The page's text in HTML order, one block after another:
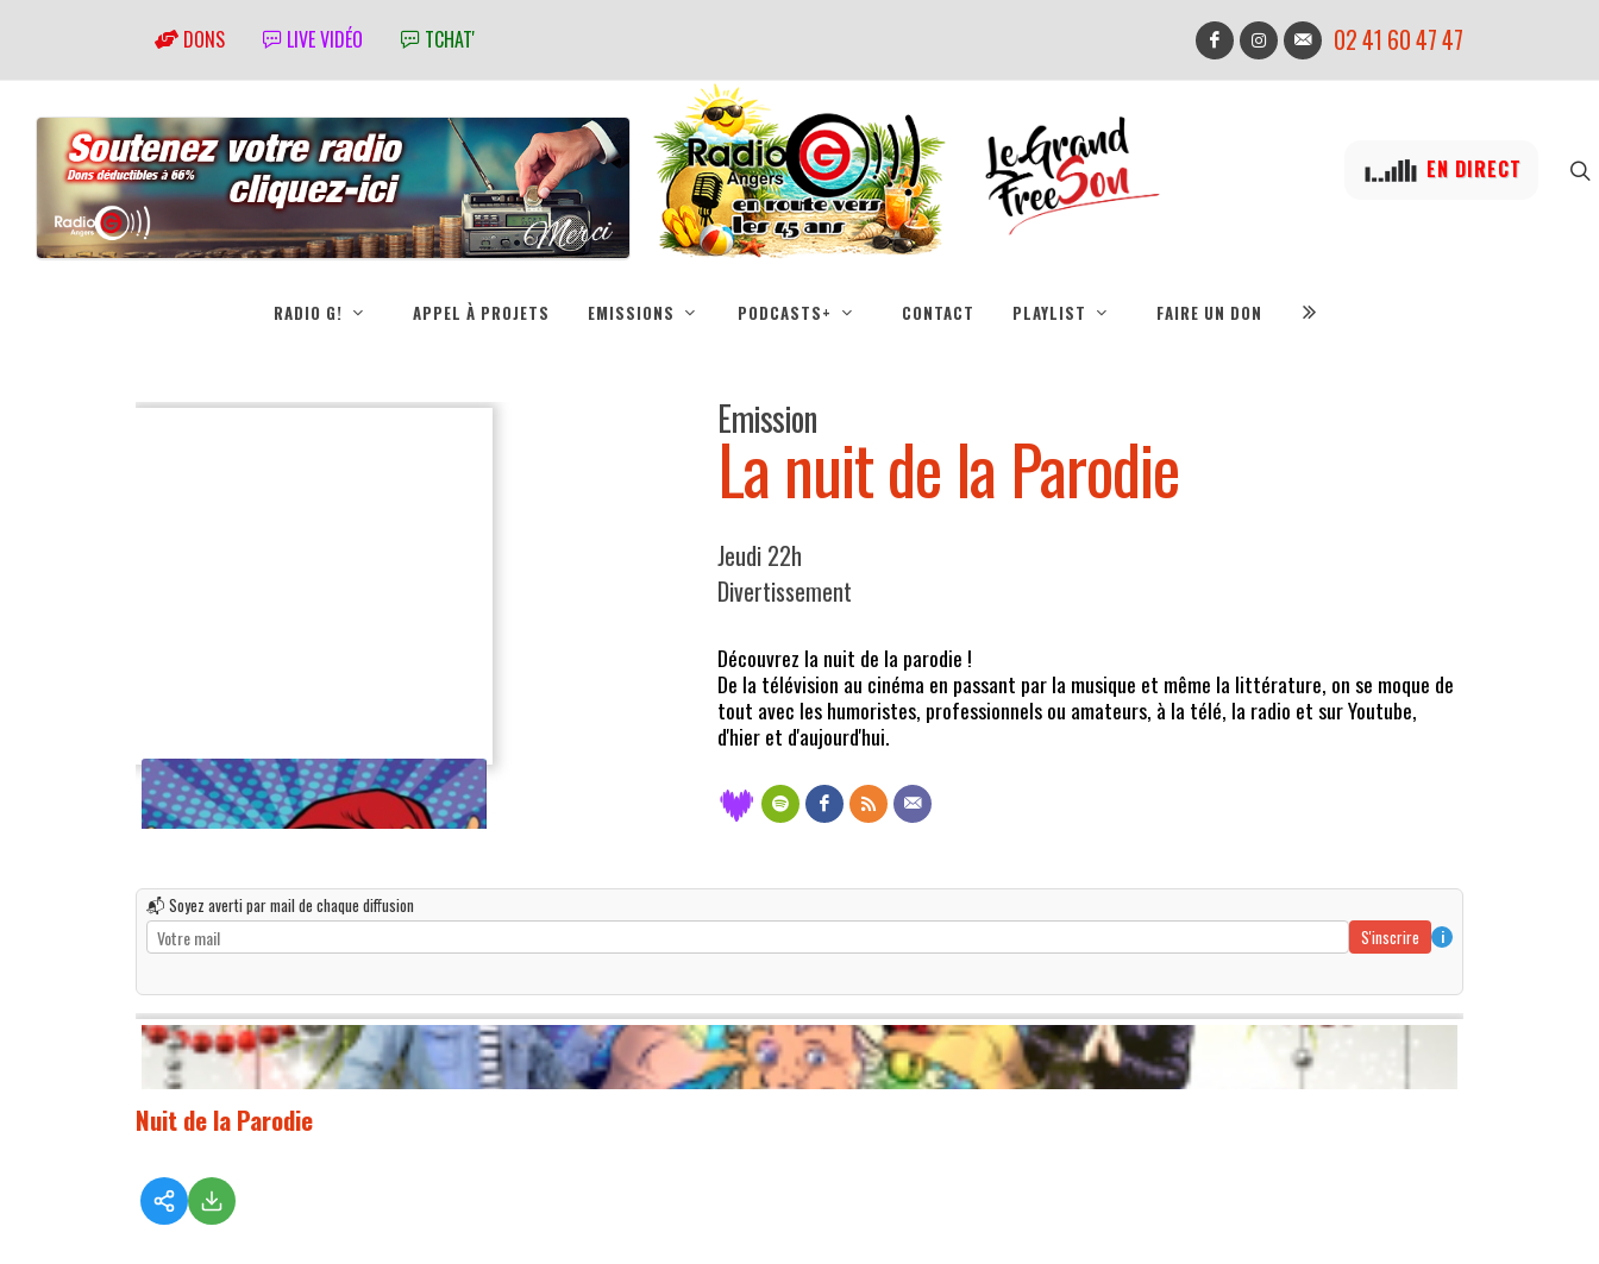
DONS LIVE VIDÉO TCHAT' 02 41 60 47 47
EN DIRECT
RADIO G! APPEL À PROJETS EMISSIONS PODCASTS+ CONTACT PLAYLIST FAIRE UN DON
Emission
La nuit de la Parodie
Jeudi 22h
Divertissement
Découvrez la nuit de la parodie !
De la télévision au cinéma en passant par la musique et même la littérature, on se moque de
tout avec les humoristes, professionnels ou amateurs, à la télé, la radio et sur Youtube,
d'hier et d'aujourd'hui.
📬 Soyez averti par mail de chaque diffusion
S'inscrire
i
Nuit de la Parodie